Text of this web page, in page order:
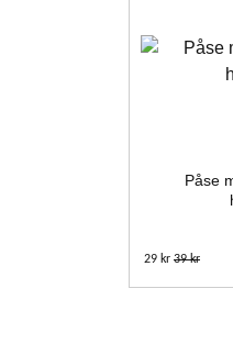
Påse
29 kr 39 kr